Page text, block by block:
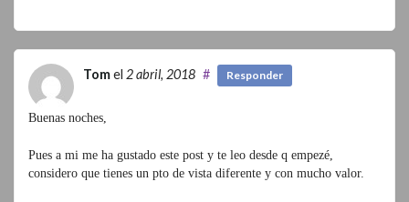
Tomel 2 abril, 2018 # Responder
Buenas noches,
Pues a mi me ha gustado este post y te leo desde q empezé,
considero que tienes un pto de vista diferente y con mucho valor.